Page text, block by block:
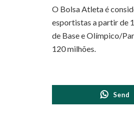
O Bolsa Atleta é
esportistas a partir de
de Base e Olímpico/
120 milhões.
Send